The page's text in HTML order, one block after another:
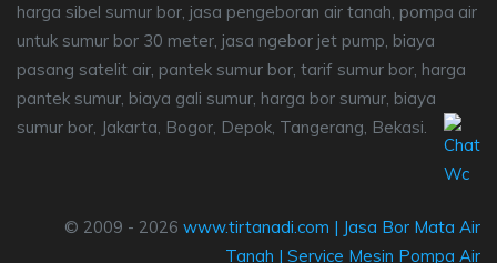
harga sibel sumur bor, jasa pengeboran air tanah, pompa air
untuk sumur bor 30 meter, jasa ngebor jet pump, biaya
pasang satelit air, pantek sumur bor, tarif sumur bor, harga
pantek sumur, biaya gali sumur, harga bor sumur, biaya
sumur bor, Jakarta, Bogor, Depok, Tangerang, Bekasi.
© 2009 - 2026 www.tirtanadi.com | Jasa Bor Mata Air
Tanah | Service Mesin Pompa Air